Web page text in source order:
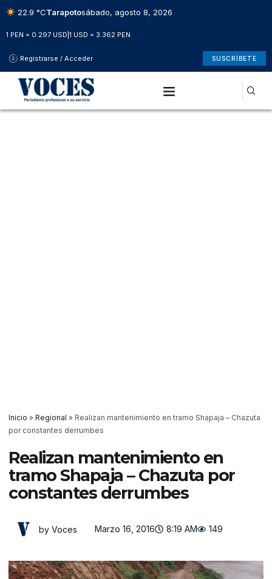
22.9 °CTarapotosábado, agosto 8, 2026
1 PEN = 0.297 USD 1 USD = 3.362 PEN
Registrarse / Acceder SUSCRÍBETE
Inicio » Regional » Realizan mantenimiento en tramo Shapaja – Chazuta
por constantes derrumbes
Realizan mantenimiento en
tramo Shapaja – Chazuta por
constantes derrumbes
by Voces Marzo 16, 2016 8:19 AM 149